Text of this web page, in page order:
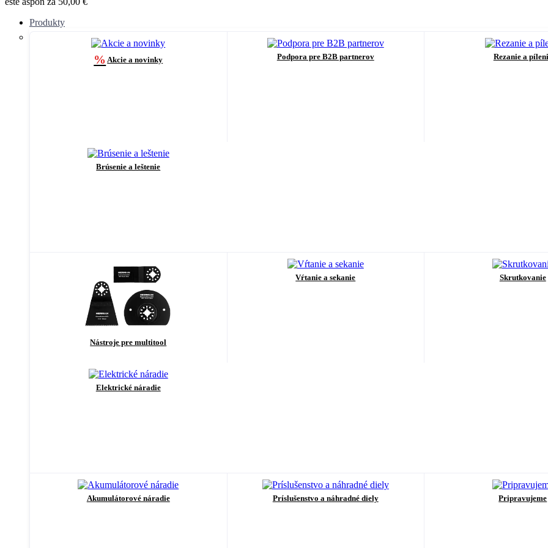
Produkty
% Akcie a novinky Podpora pre B2B partnerov Rezanie a
Brúsenie a leštenie
Nástroje pre multitool
Vŕtanie a sekanie Skrutkovanie
Elektrické náradie
Akumulátorové náradie Príslušenstvo a náhradné diely Pripravujeme